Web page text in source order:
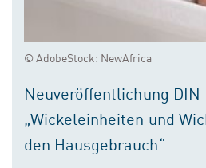
© AdobeStock: NewAfrica
Neuveröffentlichung DIN
„Wickeleinheiten und
den Hausgebrauch“